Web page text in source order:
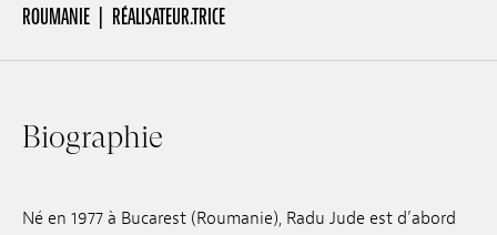
FR
ROUMANIE RÉALISATEUR.TRICE
Biographie
Né en 1977 à Bucarest (Roumanie), Radu Jude est d’abord